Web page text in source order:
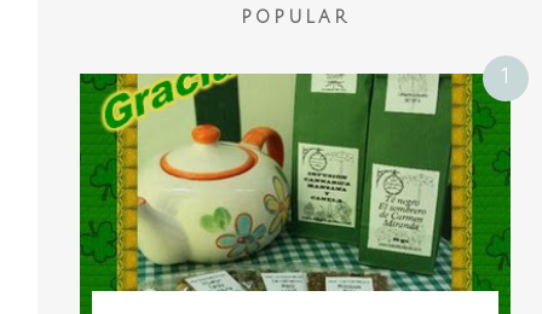
POPULAR